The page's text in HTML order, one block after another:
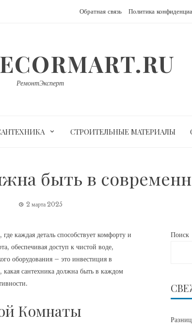
Обратная связь Политика
РемонтЭксперт
СТРОИТЕЛЬНЫЕ МАТЕРИАЛЫ
быть в
2 марта 2025
каждая деталь способствует комфорту и
обеспечивая доступ к чистой воде,
оборудования – это инвестиция в
сантехника должна быть в каждом
Комнаты
Поиск